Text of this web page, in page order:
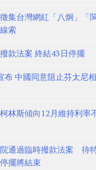
集台灣網紅「八炯」「
索
款法案 終結43日停擺
布 中國同意阻止芬太尼
林斯傾向12月維持利
通過臨時撥款法案 待
擺將結束